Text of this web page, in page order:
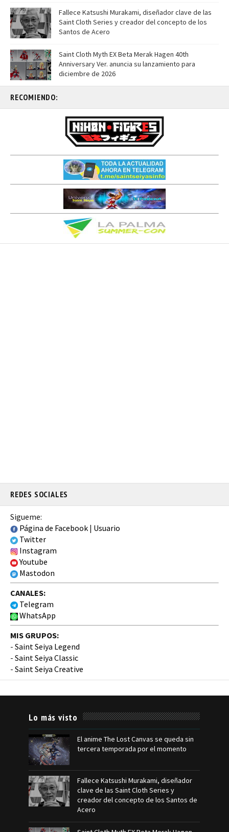
Fallece Katsushi Murakami, diseñador clave de las
Saint Cloth Series y creador del concepto de los
Santos de Acero
Saint Cloth Myth EX Beta Merak Hagen 40th
Anniversary Ver. anuncia su lanzamiento para
diciembre de 2026
RECOMIENDO:
REDES SOCIALES
Sigueme:
Página de Facebook | Usuario
Twitter
Instagram
Youtube
Mastodon
CANALES:
Telegram
WhatsApp
MIS GRUPOS:
- Saint Seiya Legend
- Saint Seiya Classic
- Saint Seiya Creative
Lo más visto
El anime The Lost Canvas se queda sin
tercera temporada por el momento
Fallece Katsushi Murakami, diseñador
clave de las Saint Cloth Series y
creador del concepto de los Santos de
Acero